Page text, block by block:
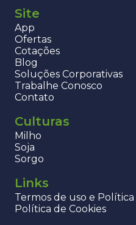
Site
App
Ofertas
Cotações
Blog
Soluções Corporativas
Trabalhe Conosco
Contato
Culturas
Milho
Soja
Sorgo
Links
Termos de uso e
Política de Cookies